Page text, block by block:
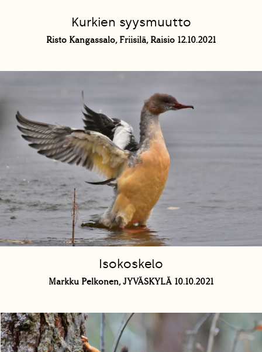
Kurkien syysmuutto
Risto Kangassalo, Friisilä, Raisio 12.10.2021
Isokoskelo
Markku Pelkonen, JYVÄSKYLÄ 10.10.2021